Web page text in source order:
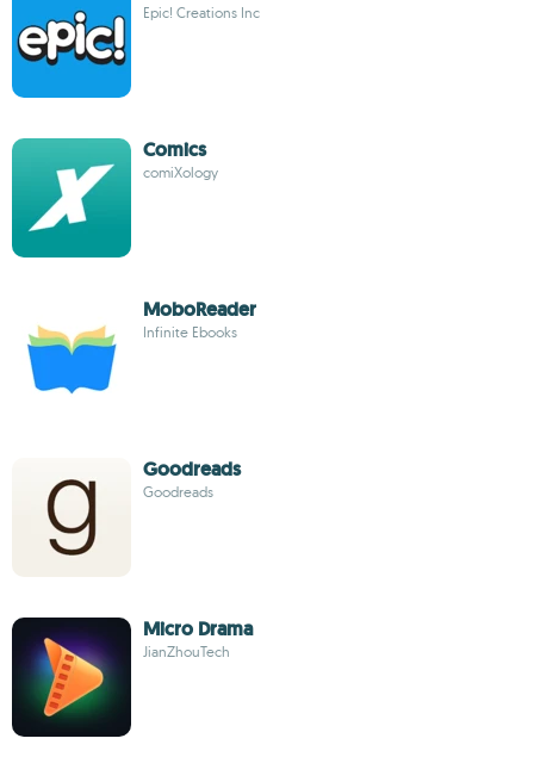
Epic! Creations Inc
Comics
comiXology
MoboReader
Infinite Ebooks
Goodreads
Goodreads
Micro Drama
JianZhouTech